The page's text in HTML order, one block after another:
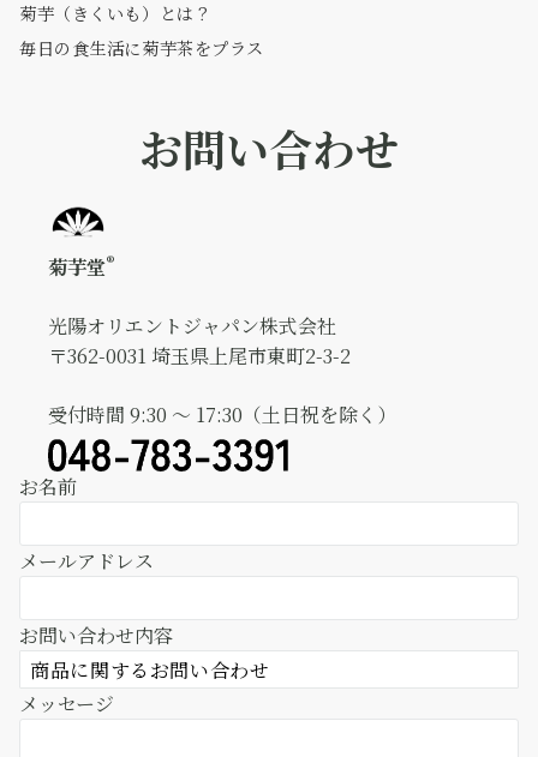
菊芋（きくいも）とは？
毎日の食生活に菊芋茶をプラス
お問い合わせ
菊芋堂®
光陽オリエントジャパン株式会社
〒362-0031 埼玉県上尾市東町2-3-2
受付時間 9:30 ～ 17:30（土日祝を除く）
お名前
メールアドレス
お問い合わせ内容
メッセージ